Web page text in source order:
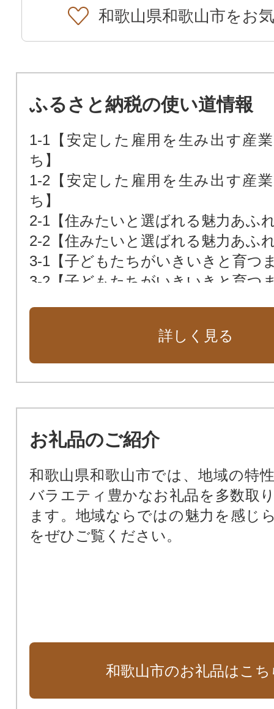
和歌山県和歌山市をお
ふるさと納税の使い道情報
1-1【安定した雇用を生み出す産
ち】
1-2【安定した雇用を生み出す産
ち】
2-1【住みたいと選ばれる魅力あふ
2-2【住みたいと選ばれる魅力あふ
3-1【子どもたちがいきいきと育つ
3-2【子どもたちがいきいきと育つ
4-2【誰もが安心して住み続けられ
まち】
4-3【誰もが安心して住み続けられ
詳しく見る
お礼品のご紹介
和歌山県和歌山市では、地域の特
バラエティ豊かなお礼品を多数取
ます。地域ならではの魅力を感じ
をぜひご覧ください。
和歌山市のお礼品はこち